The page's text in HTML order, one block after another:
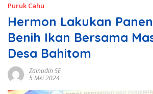
Puruk Cahu
Hermon Lakukan
Benih Ikan Bersama
Desa Bahitom
Zainudin SE
5 Mei 2024